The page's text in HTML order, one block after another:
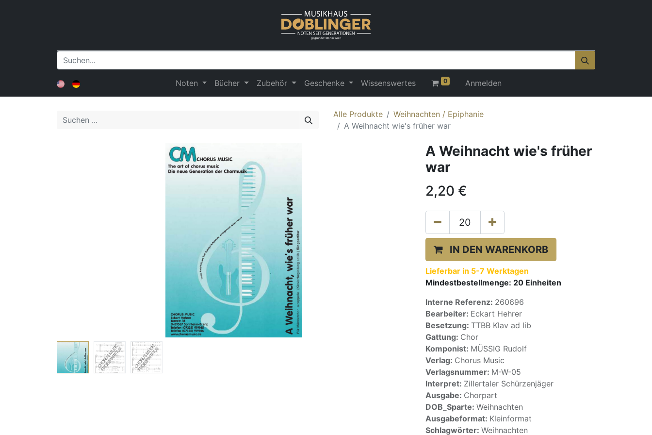
Noten Bücher Zubehör Geschenke Wissenswertes 0 Anmelden
Alle Produkte
Weihnachten / Epiphanie
A Weihnacht wie's früher war
A Weihnacht wie's früher
war
2,20 €
IN DEN WARENKORB
Lieferbar in 5-7 Werktagen
Mindestbestellmenge: 20 Einheiten
Interne Referenz: 260696
Bearbeiter: Eckart Hehrer
Besetzung: TTBB Klav ad lib
Gattung: Chor
Komponist: MÜSSIG Rudolf
Verlag: Chorus Music
Verlagsnummer: M-W-05
Interpret: Zillertaler Schürzenjäger
Ausgabe: Chorpart
DOB_Sparte: Weihnachten
Ausgabeformat: Kleinformat
Schlagwörter: Weihnachten